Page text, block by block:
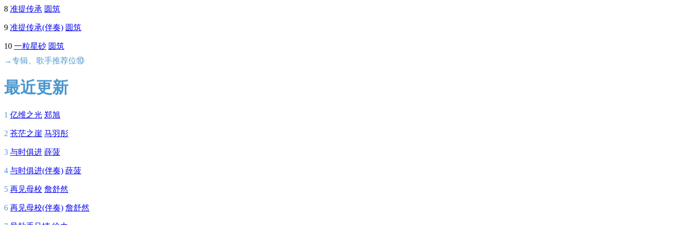
8 准提传承 圆筑
9 准提传承(伴奏) 圆筑
10 一粒星砂 圆筑
→专辑、歌手推荐位⑩
最近更新
1 亿维之光 郑旭
2 苍茫之崖 马羽彤
3 与时俱进 薛菠
4 与时俱进(伴奏) 薛菠
5 再见母校 詹舒然
6 再见母校(伴奏) 詹舒然